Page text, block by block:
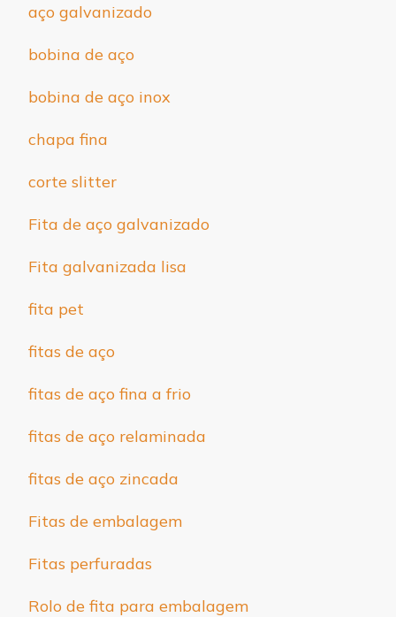
aço galvanizado
bobina de aço
bobina de aço inox
chapa fina
corte slitter
Fita de aço galvanizado
Fita galvanizada lisa
fita pet
fitas de aço
fitas de aço fina a frio
fitas de aço relaminada
fitas de aço zincada
Fitas de embalagem
Fitas perfuradas
Rolo de fita para embalagem